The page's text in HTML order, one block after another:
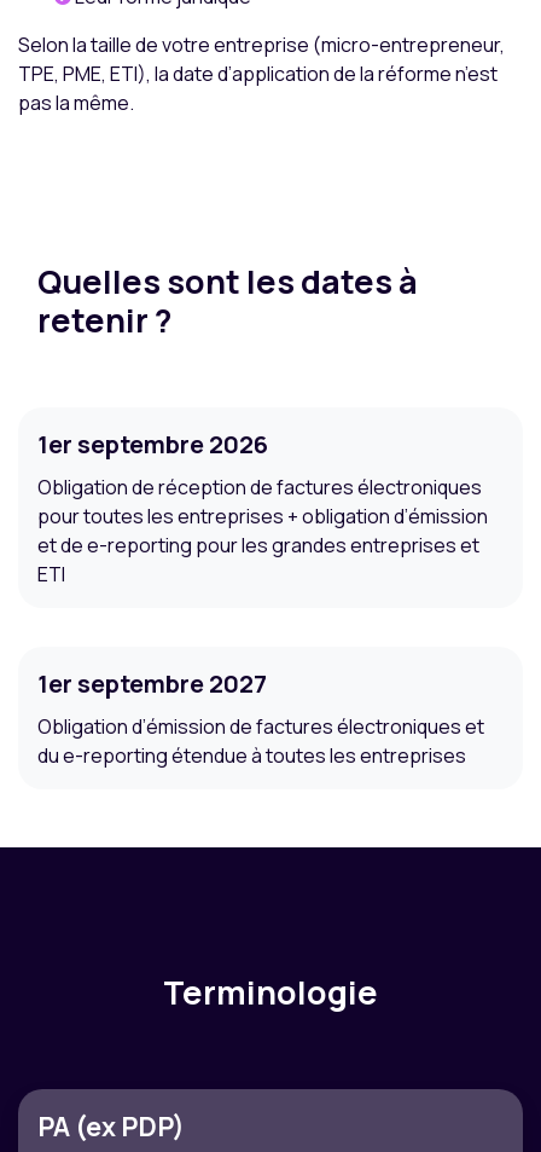
Selon la taille de votre entreprise (micro-entrepreneur,
TPE, PME, ETI), la date d’application de la réforme n’est
pas la même.
Quelles sont les dates à
retenir ?
1er septembre 2026
Obligation de réception de factures électroniques
pour toutes les entreprises + obligation d’émission
et de e-reporting pour les grandes entreprises et
ETI
1er septembre 2027
Obligation d’émission de factures électroniques et
du e-reporting étendue à toutes les entreprises
Terminologie
PA (ex PDP)